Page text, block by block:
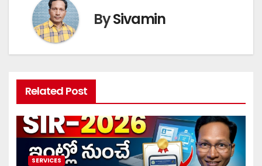
BySivamin
Related Post
SERVICES